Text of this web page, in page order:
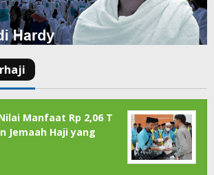
Manfaat Rp 2,06 T
Jemaah Haji yang